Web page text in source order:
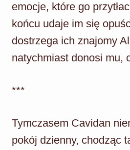
emocje, które go
końcu udaje im się
dostrzega ich znajomy
natychmiast donosi mu,
***
Tymczasem Cavidan
pokój dzienny, chodząc